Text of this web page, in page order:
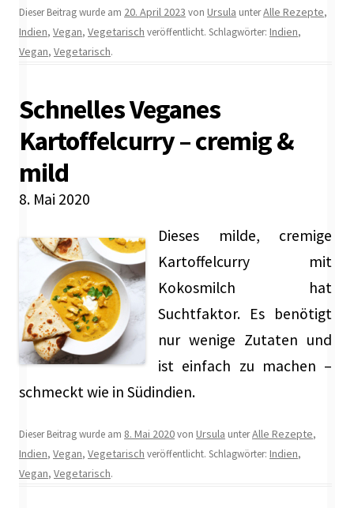
Dieser Beitrag wurde am 20. April 2023 von Ursula unterAlle Rezepte,
Indien, Vegan, Vegetarisch veröffentlicht. Schlagwörter: Indien,
Vegan, Vegetarisch.
Schnelles Veganes
Kartoffelcurry – cremig &
mild
8. Mai 2020
Dieses milde, cremige
Kartoffelcurry mit
Kokosmilch hat
Suchtfaktor. Es benötigt
nur wenige Zutaten und
ist einfach zu machen –
schmeckt wie in Südindien.
Dieser Beitrag wurde am 8. Mai 2020von Ursula unterAlle Rezepte,
Indien, Vegan, Vegetarisch veröffentlicht. Schlagwörter: Indien,
Vegan, Vegetarisch.